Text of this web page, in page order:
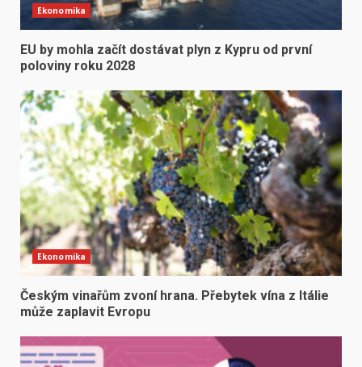
Ekonomika
EU by mohla začít dostávat plyn z Kypru od první
poloviny roku 2028
Ekonomika
Českým vinařům zvoní hrana. Přebytek vína z Itálie
může zaplavit Evropu